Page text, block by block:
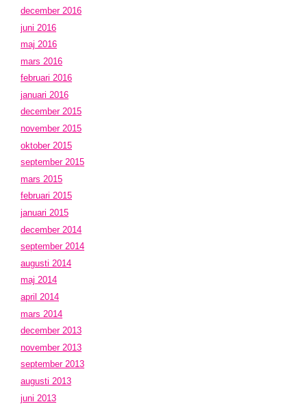
december 2016
juni 2016
maj 2016
mars 2016
februari 2016
januari 2016
december 2015
november 2015
oktober 2015
september 2015
mars 2015
februari 2015
januari 2015
december 2014
september 2014
augusti 2014
maj 2014
april 2014
mars 2014
december 2013
november 2013
september 2013
augusti 2013
juni 2013